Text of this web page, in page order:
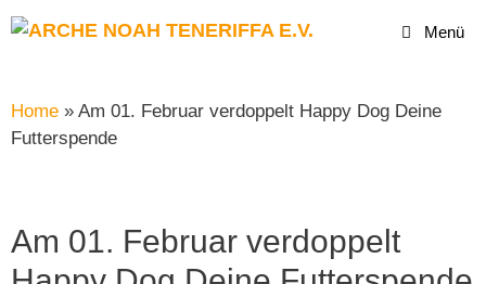
Menü
Home » Am 01. Februar verdoppelt Happy Dog Deine
Futterspende
Am 01. Februar verdoppelt